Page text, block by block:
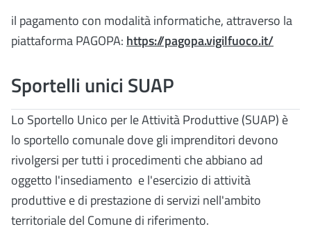
il pagamento con modalità informatiche, attraverso la
piattaforma PAGOPA: https://pagopa.vigilfuoco.it/
Sportelli unici SUAP
Lo Sportello Unico per le Attività Produttive (SUAP) è
lo sportello comunale dove gli imprenditori devono
rivolgersi per tutti i procedimenti che abbiano ad
oggetto l'insediamento e l'esercizio di attività
produttive e di prestazione di servizi nell'ambito
territoriale del Comune di riferimento.